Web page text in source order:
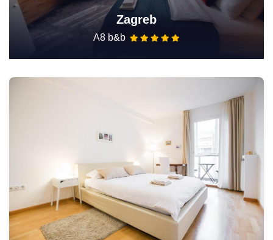
Zagreb
A8 b&b